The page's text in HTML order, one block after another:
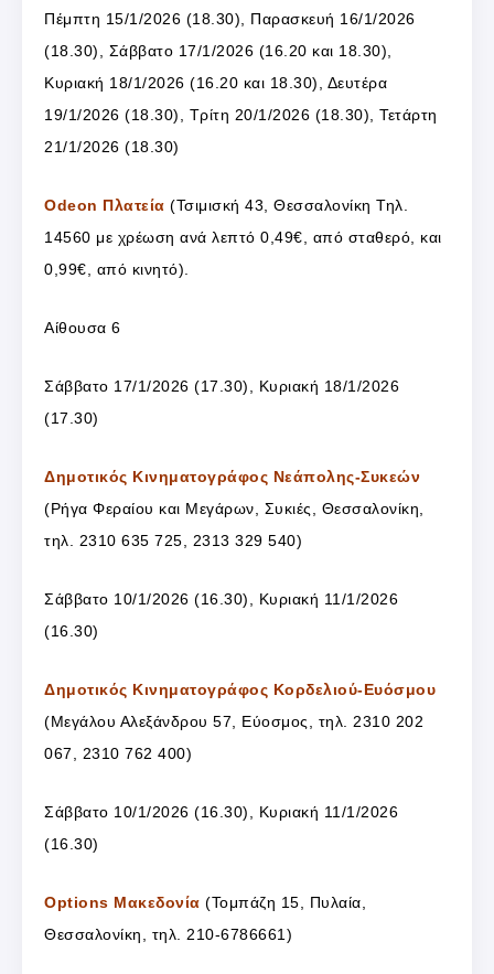
Πέμπτη 15/1/2026 (18.30), Παρασκευή 16/1/2026
(18.30), Σάββατο 17/1/2026 (16.20 και 18.30),
Κυριακή 18/1/2026 (16.20 και 18.30), Δευτέρα
19/1/2026 (18.30), Τρίτη 20/1/2026 (18.30), Τετάρτη
21/1/2026 (18.30)
Odeon Πλατεία (Τσιμισκή 43, Θεσσαλονίκη Τηλ.
14560 με χρέωση ανά λεπτό 0,49€, από σταθερό, και
0,99€, από κινητό).
Αίθουσα 6
Σάββατο 17/1/2026 (17.30), Κυριακή 18/1/2026
(17.30)
Δημοτικός Κινηματογράφος Νεάπολης-Συκεών
(Ρήγα Φεραίου και Μεγάρων, Συκιές, Θεσσαλονίκη,
τηλ. 2310 635 725, 2313 329 540)
Σάββατο 10/1/2026 (16.30), Κυριακή 11/1/2026
(16.30)
Δημοτικός Κινηματογράφος Κορδελιού-Ευόσμου
(Μεγάλου Αλεξάνδρου 57, Εύοσμος, τηλ. 2310 202
067, 2310 762 400)
Σάββατο 10/1/2026 (16.30), Κυριακή 11/1/2026
(16.30)
Options Μακεδονία (Τομπάζη 15, Πυλαία,
Θεσσαλονίκη, τηλ. 210-6786661)